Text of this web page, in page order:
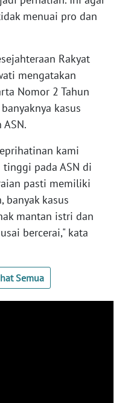
menuai pro dan
Rakyat
mengatakan
Nomor 2 Tahun
kasus
kami
pada ASN di
pasti memiliki
banyak kasus
mantan istri dan
bercerai," kata
Semua